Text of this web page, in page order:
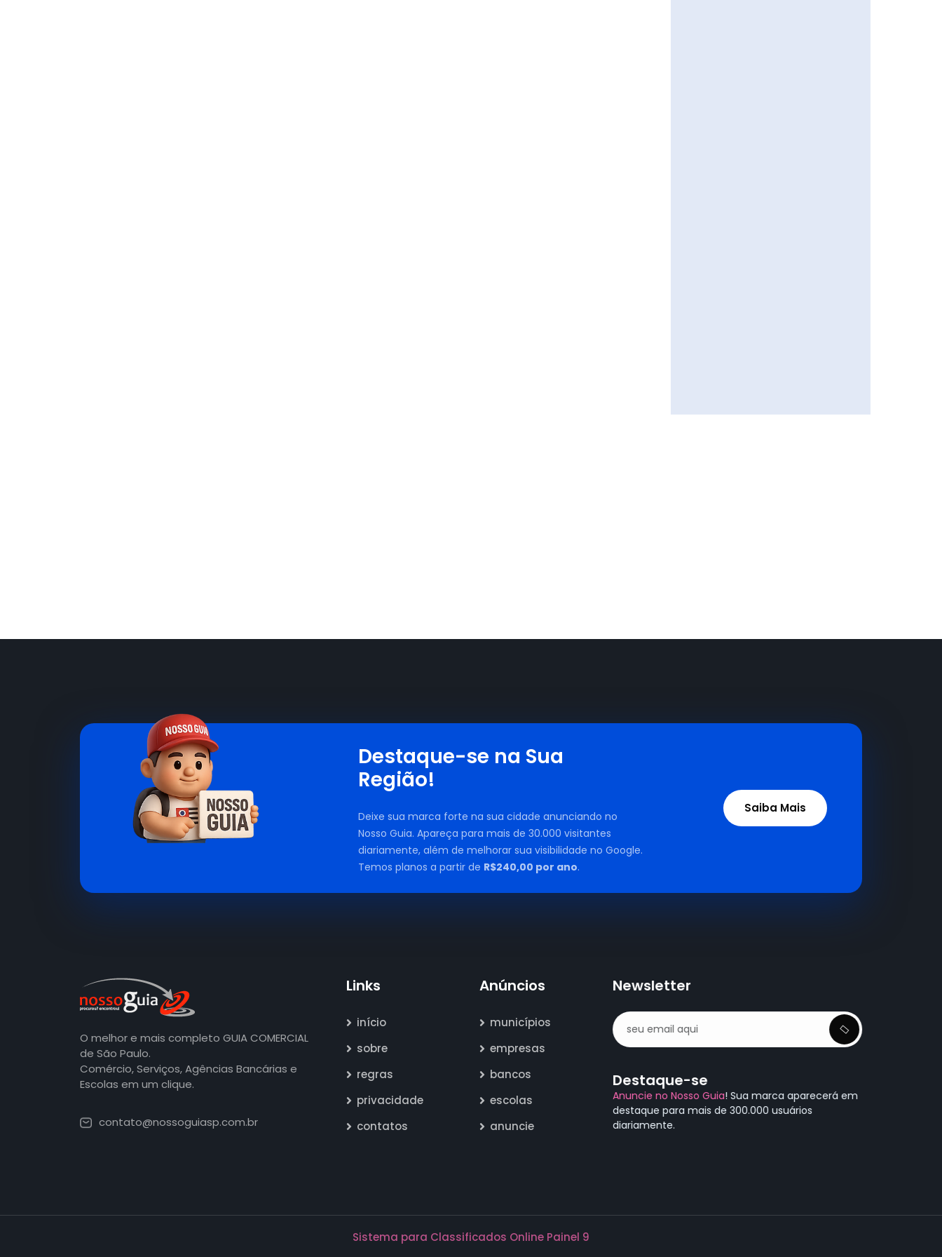
Destaque-se na Sua
Região!
Deixe sua marca forte na sua cidade anunciando no
Nosso Guia. Apareça para mais de 30.000 visitantes
diariamente, além de melhorar sua visibilidade no Google.
Temos planos a partir de R$240,00 por ano.
Saiba Mais
O melhor e mais completo GUIA COMERCIAL
de São Paulo.
Comércio, Serviços, Agências Bancárias e
Escolas em um clique.
contato@nossoguiasp.com.br
Links
início
sobre
regras
privacidade
contatos
Anúncios
municípios
empresas
bancos
escolas
anuncie
Newsletter
Destaque-se
Anuncie no Nosso Guia! Sua marca aparecerá em
destaque para mais de 300.000 usuários
diariamente.
Sistema para Classificados Online Painel 9